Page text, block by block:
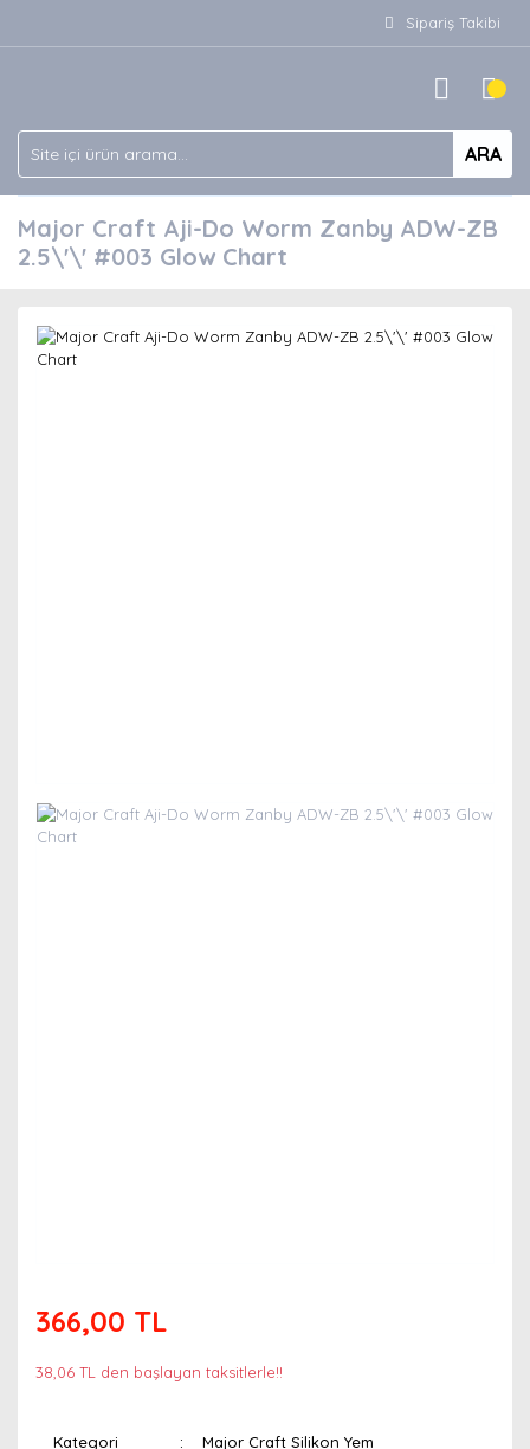
Sipariş Takibi
ARA
Major Craft Aji-Do Worm Zanby ADW-ZB
2.5\'\' #003 Glow Chart
366,00 TL
38,06 TL den başlayan taksitlerle!!
Kategori Major Craft Silikon Yem